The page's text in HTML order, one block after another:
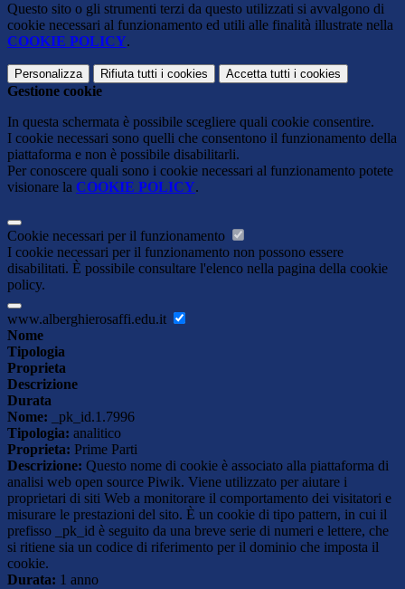
Questo sito o gli strumenti terzi da questo utilizzati si avvalgono di
cookie necessari al funzionamento ed utili alle finalità illustrate nella
COOKIE POLICY.
Personalizza Rifiuta tutti i cookies Accetta tutti i cookies
Gestione cookie
In questa schermata è possibile scegliere quali cookie consentire.
I cookie necessari sono quelli che consentono il funzionamento della
piattaforma e non è possibile disabilitarli.
Per conoscere quali sono i cookie necessari al funzionamento potete
visionare la COOKIE POLICY.
Cookie necessari per il funzionamento
I cookie necessari per il funzionamento non possono essere
disabilitati. È possibile consultare l'elenco nella pagina della cookie
policy.
www.alberghierosaffi.edu.it
Nome
Tipologia
Proprieta
Descrizione
Durata
Nome: _pk_id.1.7996
Tipologia: analitico
Proprieta: Prime Parti
Descrizione: Questo nome di cookie è associato alla piattaforma di
analisi web open source Piwik. Viene utilizzato per aiutare i
proprietari di siti Web a monitorare il comportamento dei visitatori e
misurare le prestazioni del sito. È un cookie di tipo pattern, in cui il
prefisso _pk_id è seguito da una breve serie di numeri e lettere, che
si ritiene sia un codice di riferimento per il dominio che imposta il
cookie.
Durata: 1 anno